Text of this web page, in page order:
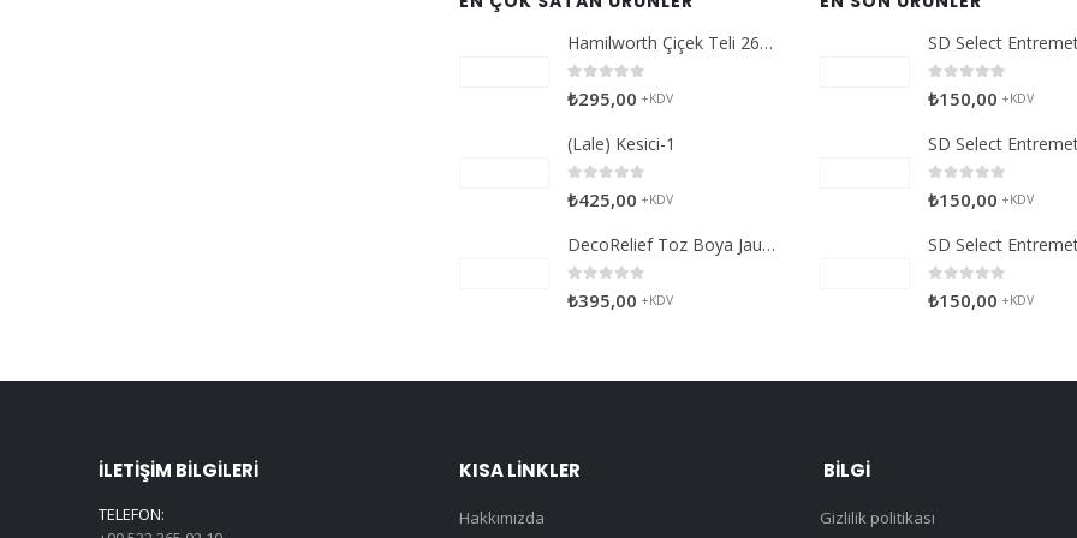
Hamilworth Çiçek Teli 26g Beyaz
0
₺295,00 +KDV
(Lale) Kesici-1
0
₺425,00 +KDV
DecoRelief Toz Boya Jauna Citron
0
₺395,00 +KDV
0
₺150,00 +KDV
0
₺150,00 +KDV
0
₺150,00 +KDV
İLETIŞIM BILGILERI
TELEFON:
KISA LINKLER
Hakkımızda
BILGI
Gizlilik politikası